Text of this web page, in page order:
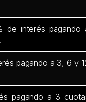
de interés pagando
pagando a 3, 6 y
pagando a 3